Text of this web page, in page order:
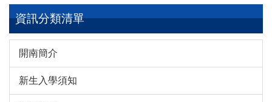
資訊分類清單
開南簡介
新生入學須知